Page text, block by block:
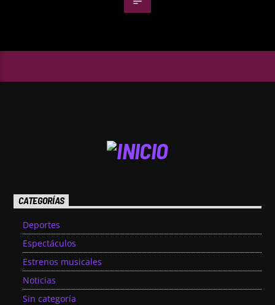
CATEGORÍAS
Deportes
Espectáculos
Estrenos musicales
Noticias
Sin categoría